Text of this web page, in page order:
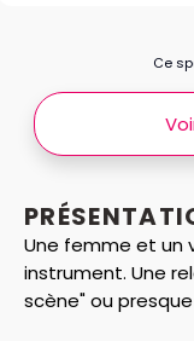
Une femme et un
instrument. Une
scène" ou
Ce